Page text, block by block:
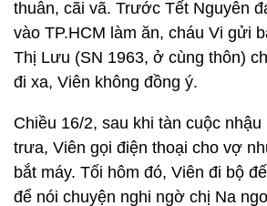
thuẫn, cãi vã. Trước Tết Nguyên
vào TP.HCM làm ăn, cháu Vi gửi
Thị Lưu (SN 1963, ở cùng thôn)
đi xa, Viên không đồng ý.
Chiều 16/2, sau khi tàn cuộc
trưa, Viên gọi điện thoại cho vợ
bắt máy. Tối hôm đó, Viên đi bộ
để nói chuyện nghi ngờ chị Na